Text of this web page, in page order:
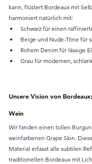
kann, flüstert Bordeaux mit
harmoniert natürlich mit:
Schwarz für einen
Beige und Nude-Töne für
Rohem Denim für lässige
Grau für modernen,
Unsere Vision von
Wein
Wir fanden einen tollen
weinfarbenen Grape Skin.
Material erfasst alle subtilen
traditionellen Bordeaux mit